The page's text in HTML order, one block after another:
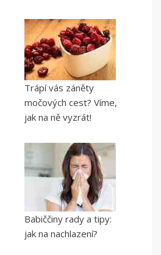
Trápí vás záněty
močových cest? Víme,
jak na ně vyzrát!
Babiččiny rady a tipy:
jak na nachlazení?